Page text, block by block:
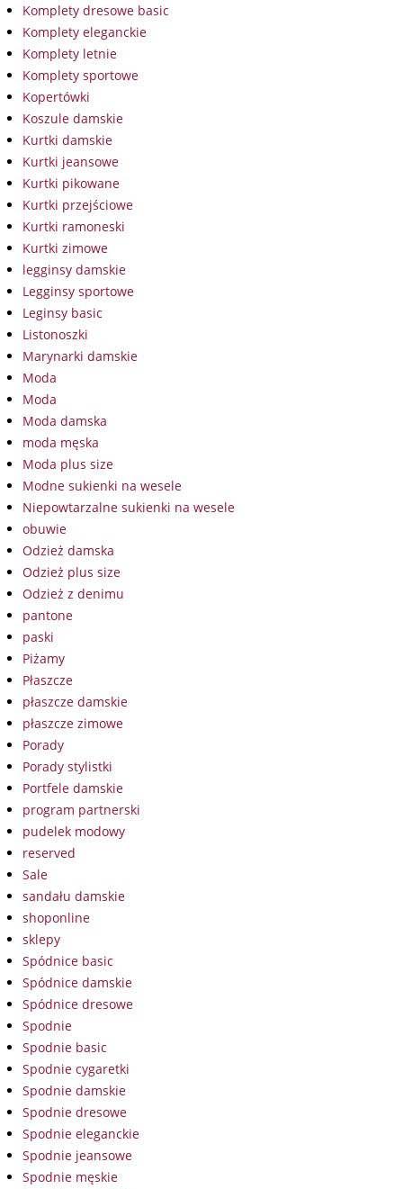
Komplety dresowe basic
Komplety eleganckie
Komplety letnie
Komplety sportowe
Kopertówki
Koszule damskie
Kurtki damskie
Kurtki jeansowe
Kurtki pikowane
Kurtki przejściowe
Kurtki ramoneski
Kurtki zimowe
legginsy damskie
Legginsy sportowe
Leginsy basic
Listonoszki
Marynarki damskie
Moda
Moda
Moda damska
moda męska
Moda plus size
Modne sukienki na wesele
Niepowtarzalne sukienki na wesele
obuwie
Odzież damska
Odzież plus size
Odzież z denimu
pantone
paski
Piżamy
Płaszcze
płaszcze damskie
płaszcze zimowe
Porady
Porady stylistki
Portfele damskie
program partnerski
pudelek modowy
reserved
Sale
sandału damskie
shoponline
sklepy
Spódnice basic
Spódnice damskie
Spódnice dresowe
Spodnie
Spodnie basic
Spodnie cygaretki
Spodnie damskie
Spodnie dresowe
Spodnie eleganckie
Spodnie jeansowe
Spodnie męskie